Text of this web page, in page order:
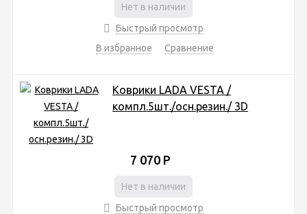
Нет в наличии
Быстрый просмотр
В избранное
Сравнение
Коврики LADA VESTA /
компл.5шт./осн.резин./ 3D
7 070 Р
Нет в наличии
Быстрый просмотр